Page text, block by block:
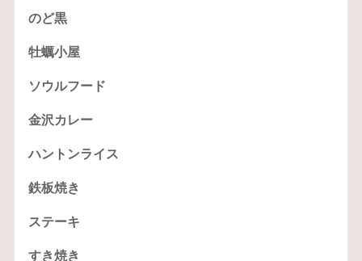
のど黒
牡蠣小屋
ソウルフード
金沢カレー
ハントンライス
鉄板焼き
ステーキ
すき焼き